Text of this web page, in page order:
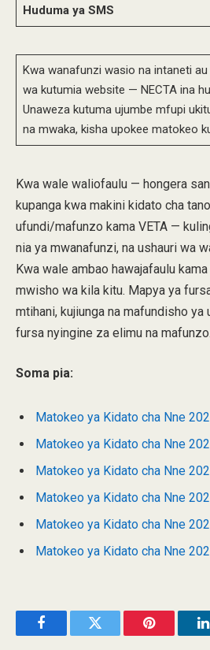
Huduma ya SMS
Kwa wanafunzi wasio na intaneti
wa kutumia website — NECTA ina
Unaweza kutuma ujumbe mfupi
na mwaka, kisha upokee matokeo
Kwa wale waliofaulu — hongera
kupanga kwa makini kidato cha
ufundi/mafunzo kama VETA —
nia ya mwanafunzi, na ushauri wa
Kwa wale ambao hawajafaulu
mwisho wa kila kitu. Mapya ya
mtihani, kujiunga na mafundisho ya
fursa nyingine za elimu na mafunzo.
Soma pia:
Matokeo ya Kidato cha Nne
Matokeo ya Kidato cha Nne
Matokeo ya Kidato cha Nne
Matokeo ya Kidato cha Nne
Matokeo ya Kidato cha Nne
Matokeo ya Kidato cha Nne
FacebookTwitter Pinterest